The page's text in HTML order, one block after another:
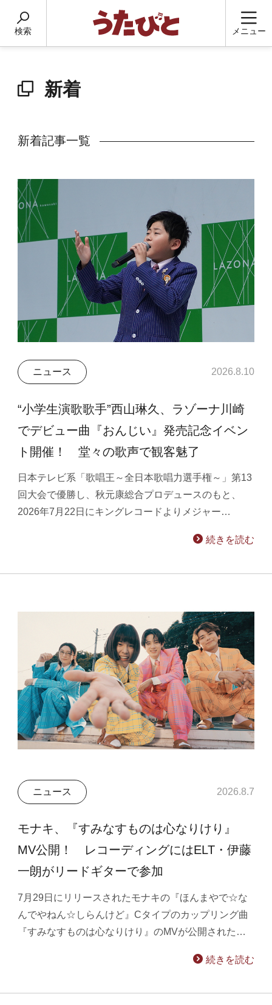
検索 メニュー
新着
新着記事一覧
ニュース 2026.8.10
“小学生演歌歌手”西山琳久、ラゾーナ川崎
でデビュー曲『おんじい』発売記念イベン
ト開催！ 堂々の歌声で観客魅了
日本テレビ系「歌唱王～全日本歌唱力選手権～」第13
回大会で優勝し、秋元康総合プロデュースのもと、
2026年7月22日にキングレコードよりメジャー…
続きを読む
ニュース 2026.8.7
モナキ、『すみなすものは心なりけり』
MV公開！ レコーディングにはELT・伊藤
一朗がリードギターで参加
7月29日にリリースされたモナキの『ほんまやで☆な
んでやねん☆しらんけど』Cタイプのカップリング曲
『すみなすものは心なりけり』のMVが公開された…
続きを読む